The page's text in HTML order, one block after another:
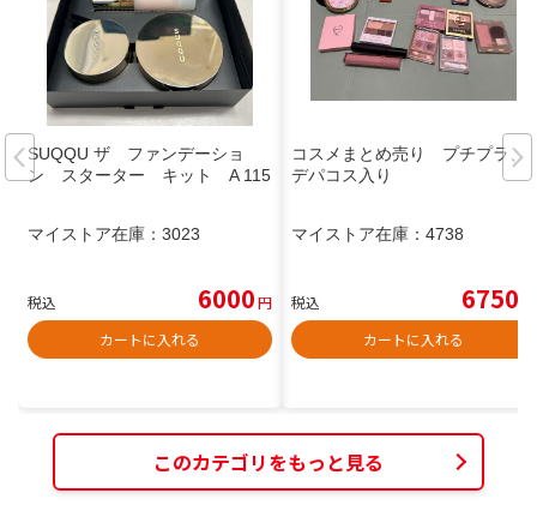
SUQQU ザ ファンデーショ
ン スターター キット A 115
マイストア在庫： 3023
税込 6000円
カートに入れる
コスメまとめ売り プチプラ、
デパコス入り
マイストア在庫： 4738
税込 6750
カートに入れる
このカテゴリをもっと見る